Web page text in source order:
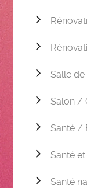
Salle de
Salon /
Santé /
Santé
Santé